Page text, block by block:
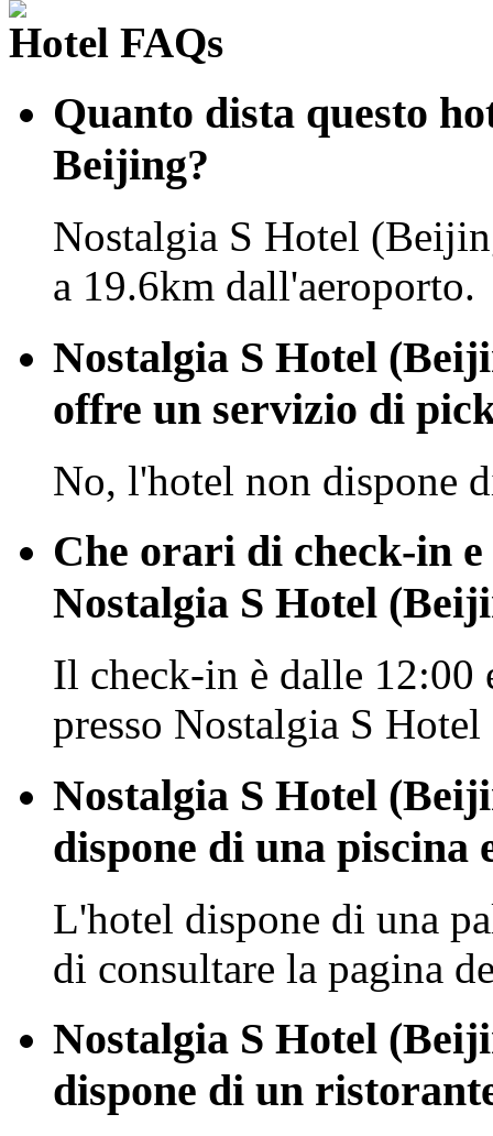
Hotel FAQs
Quanto dista questo
Beijing?
Nostalgia S Hotel
a 19.6km dall'aeroporto.
Nostalgia S Hotel
offre un servizio di
No, l'hotel non dispone
Che orari di check-in
Nostalgia S Hotel
Il check-in è dalle
presso Nostalgia S
Nostalgia S Hotel
dispone di una piscina
L'hotel dispone di una
di consultare la pagina
Nostalgia S Hotel
dispone di un